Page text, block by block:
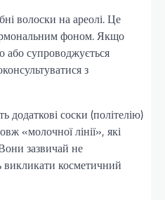
волоски на ареолі. Це
фоном. Якщо
або супроводжується
з
додаткові соски (політелію)
«молочної лінії», які
зазвичай не
викликати косметичний